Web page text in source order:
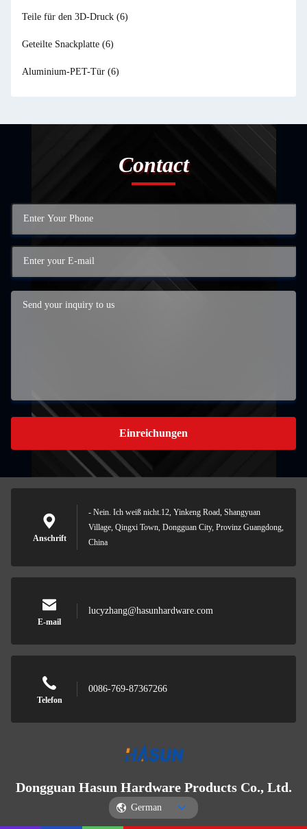
Teile für den 3D-Druck (6)
Geteilte Snackplatte (6)
Aluminium-PET-Tür (6)
Contact
Einreichungen
Anschrift
- Nein. Ich weiß nicht.12, Yinkeng Road, Shangyuan
Village, Qingxi Town, Dongguan City, Provinz Guangdong,
China
E-mail
lucyzhang@hasunhardware.com
Telefon
0086-769-87367266
Dongguan Hasun Hardware Products Co., Ltd.
German